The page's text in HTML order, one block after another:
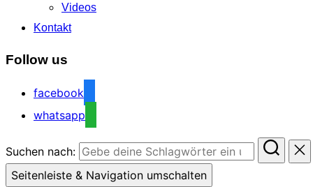
Videos
Kontakt
Follow us
facebook
whatsapp
Suchen nach:
Seitenleiste & Navigation umschalten